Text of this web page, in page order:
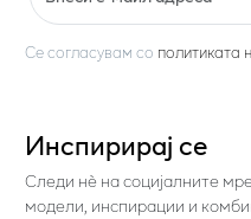
Се согласувам со политиката
Инспирирај се
Следи нѐ на социјалните
модели, инспирации и